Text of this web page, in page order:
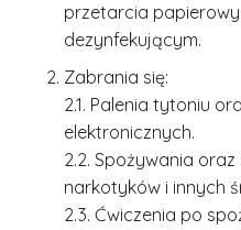
przetarcia
dezynfekującym.
Zabrania się:
2.1. Palenia tytoniu
elektronicznych.
2.2. Spożywania
narkotyków i innych
2.3. Ćwiczenia po